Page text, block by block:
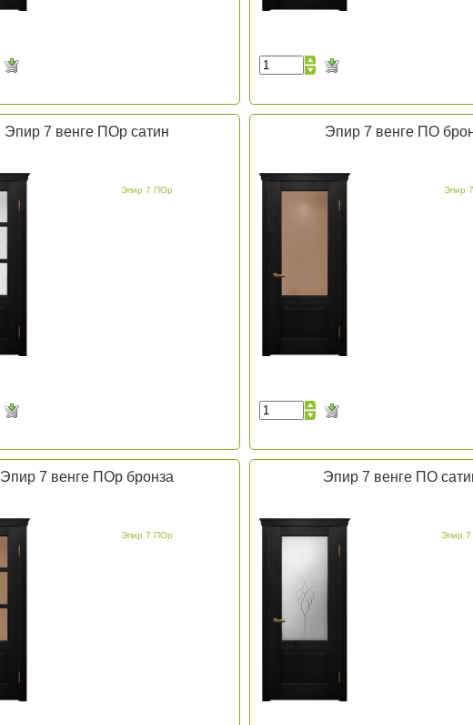
Эпир 7 венге ПОр сатин
Эпир 7 ПОр
Эпир 7 венге ПО
Эпир
Эпир 7 венге ПОр бронза
Эпир 7 ПОр
Эпир 7 венге ПО
Эпир